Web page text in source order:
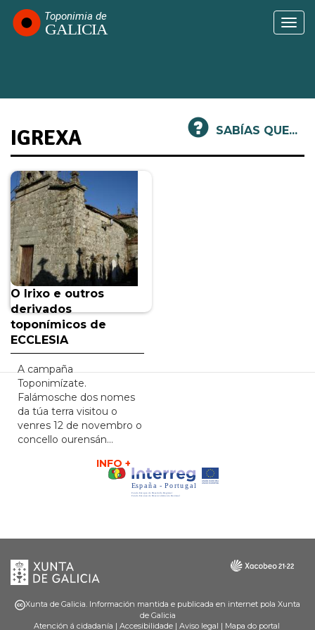
contido
SABÍAS QUE...
IGREXA
O Irixo e outros
derivados
toponímicos de
ECCLESIA
A campaña
Toponimízate.
Falámosche dos nomes
da túa terra visitou o
venres 12 de novembro o
concello ourensán…
INFO +
Xunta
de
Galicia
Galicia
Xunta de Galicia. Información mantida e publicada en internet pola Xunta
de Galicia
Atención á cidadanía | Accesibilidade | Aviso legal | Mapa do portal